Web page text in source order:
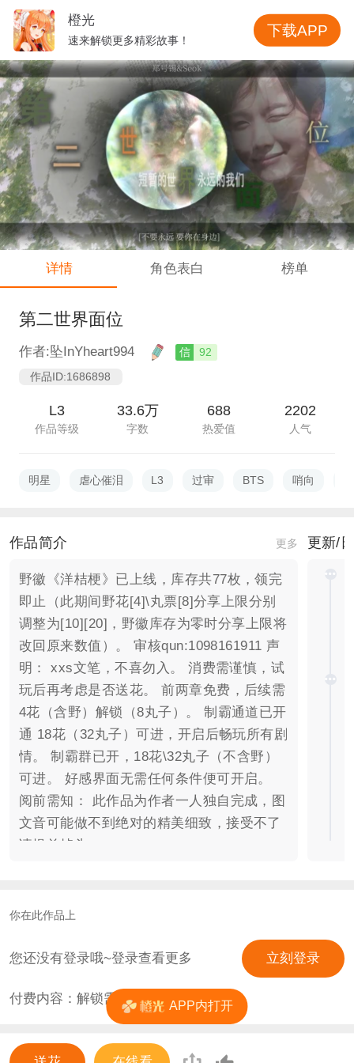
详情 角色表白 榜单
第二世界面位
作者:坠InYheart994 信
92
作品ID:1686898
L3
作品等级
33.6万
字数
688
热爱值
2202
人气
明星 虐心催泪 L3 过审 BTS 哨向
作品简介 更多
野徽《洋桔梗》已上线，库存共77枚，领完
即止（此期间野花[4]\丸票[8]分享上限分别
调整为[10][20]，野徽库存为零时分享上限将
改回原来数值）。 审核qun:1098161911 声
明： xxs文笔，不喜勿入。 消费需谨慎，试
玩后再考虑是否送花。 前两章免费，后续需
4花（含野）解锁（8丸子）。 制霸通道已开
通 18花（32丸子）可进，开启后畅玩所有剧
情。 制霸群已开，18花\32丸子（不含野）
可进。 好感界面无需任何条件便可开启。
阅前需知： 此作品为作者一人独自完成，图
文音可能做不到绝对的精美细致，接受不了
请提前掉头。 ————————————
推手而已，面对早已知晓的结局你的选择是
情，崩掉的主角团人设，消失不见的女二，
转了性的恶毒女配。 你所认为的小说世界真
的只是书本上的寥寥字迹而已吗? 究竟哪一
个才是真实的世界？ 是选择活在痛苦的循环
中，还是选择不曾握住过的if线。 一切由你
更新/
你在此作品上
您还没有登录哦~登录查看更多 立刻登录
付费内容：解锁需 4花
橙光
速来解锁更多精彩故事！
下载APP
APP内打开